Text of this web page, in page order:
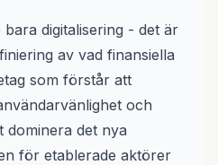
digitalisering - det är
av vad finansiella
som förstår att
och
dominera det nya
för etablerade aktörer